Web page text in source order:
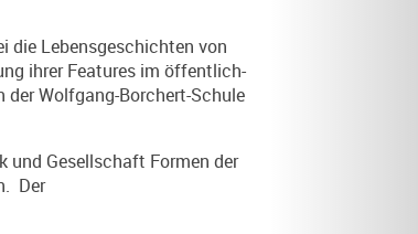
die Lebensgeschichten von
ihrer Features im öffentlich-
Wolfgang-Borchert-Schule
und Gesellschaft Formen der
Der